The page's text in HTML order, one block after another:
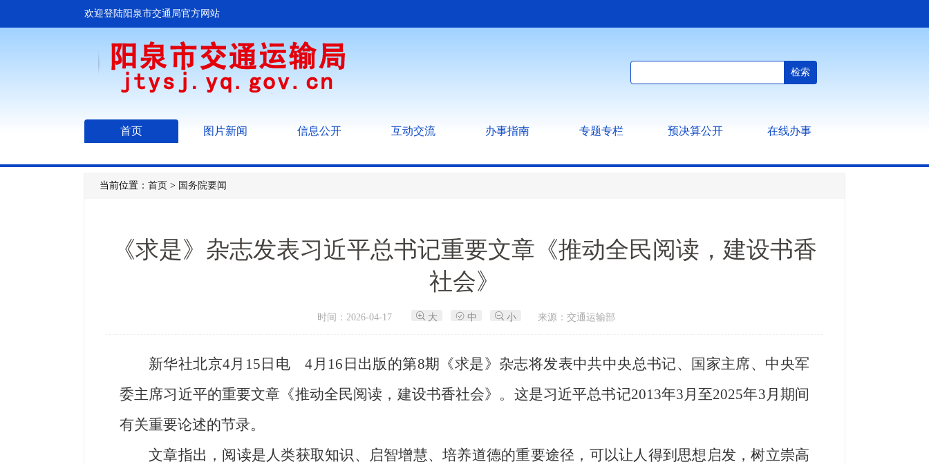
欢迎登陆阳泉市交通局官方网站
首页 图片新闻 信息公开 互动交流 办事指南 专题专栏 预决算公开 在线办事
当前位置： 首页 > 国务院要闻
《求是》杂志发表习近平总书记重要文章《推动全民阅读，建设书香
社会》
时间：2026-04-17 大 中 小 来源：交通运输部
新华社北京4月15日电 4月16日出版的第8期《求是》杂志将发表中共中央总书记、国家主席、中央军
委主席习近平的重要文章《推动全民阅读，建设书香社会》。这是习近平总书记2013年3月至2025年3月期间
有关重要论述的节录。
文章指出，阅读是人类获取知识、启智增慧、培养道德的重要途径，可以让人得到思想启发，树立崇高